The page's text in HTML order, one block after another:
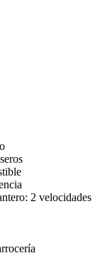
2 velocidades